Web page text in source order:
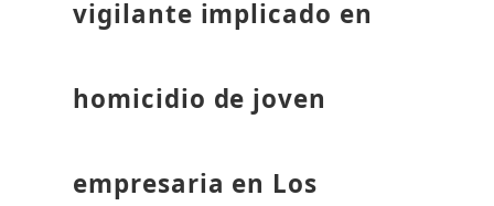
vigilante implicado en
homicidio de joven
empresaria en Los